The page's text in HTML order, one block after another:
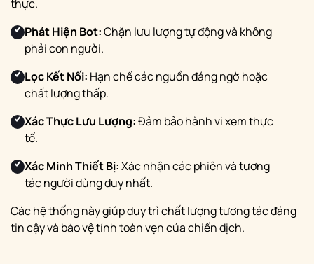
thực.
Phát Hiện Bot:Chặn lưu lượng tự động và không
phải con người.
Lọc Kết Nối: Hạn chế các nguồn đáng ngờ hoặc
chất lượng thấp.
Xác Thực Lưu Lượng:Đảm bảo hành vi xem thực
tế.
Xác Minh Thiết Bị:Xác nhận các phiên và tương
tác người dùng duy nhất.
Các hệ thống này giúp duy trì chất lượng tương tác đáng
tin cậy và bảo vệ tính toàn vẹn của chiến dịch.